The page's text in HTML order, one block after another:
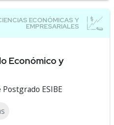
Económico y
ESIBE